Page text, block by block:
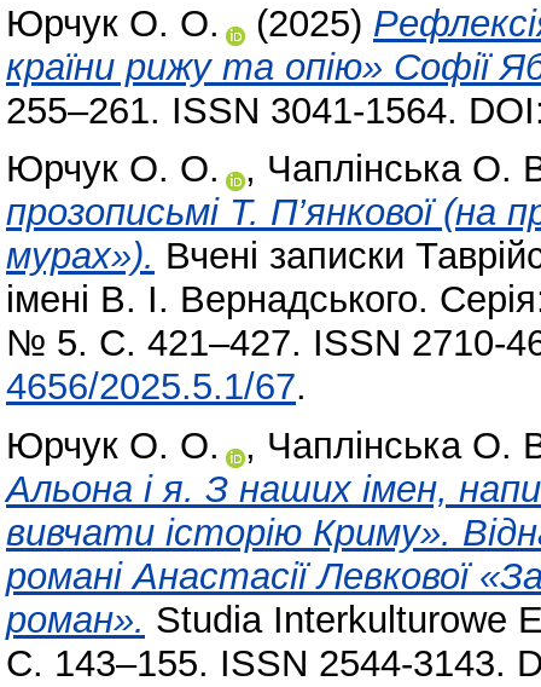
Юрчук О. О.
(2025)
країни рижу та опію» Софії
255–261. ISSN 3041-1564.
Юрчук О. О.
, Чаплінська О.
прозописьмі Т. П’янкової (на
мурах»). Вчені записки
імені В. І. Вернадського.
№ 5. С. 421–427. ISSN 2710-
4656/2025.5.1/67.
Юрчук О. О.
, Чаплінська О.
Альона і я. З наших імен,
вивчати історію Криму».
романі Анастасії Левкової
роман». Studia Interkulturowe
С. 143–155. ISSN 2544-3143.